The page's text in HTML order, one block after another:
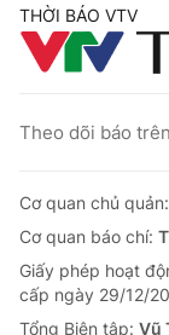
Phim VTV
Nhân vật
Giải sao mai
Giải trí
Sao
Đời sống
Chất lượng
Giáo dục
Tuyển sinh
Học trực tuyến
Công nghệ
Hitech Công
THỜI BÁO VTV
Theo dõi báo trên
Cơ quan chủ
Cơ quan báo chí:
Giấy phép hoạt
cấp ngày 29/12/
Tổng Biên tập: Vũ